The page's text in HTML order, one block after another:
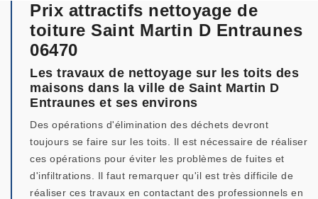
Prix attractifs nettoyage de
toiture Saint Martin D Entraunes
06470
Les travaux de nettoyage sur les toits des
maisons dans la ville de Saint Martin D
Entraunes et ses environs
Des opérations d'élimination des déchets devront
toujours se faire sur les toits. Il est nécessaire de réaliser
ces opérations pour éviter les problèmes de fuites et
d'infiltrations. Il faut remarquer qu'il est très difficile de
réaliser ces travaux en contactant des professionnels en